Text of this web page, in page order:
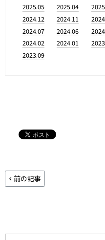
2025.05
2025.04
2024.12
2024.11
2024.07
2024.06
2024.02
2024.01
2023.09
前の記事